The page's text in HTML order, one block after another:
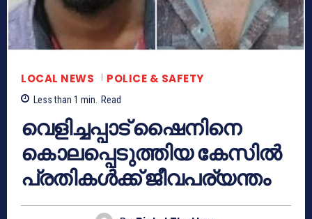
LOCAL NEWS POLICE & SAFETY
Less than 1 min. Read
വെളിച്ചപ്പാട് ഷൈനിനെ
കൊലപ്പെടുത്തിയ കേസിൽ
പ്രതികൾക്ക് ജീവപര്യന്തം